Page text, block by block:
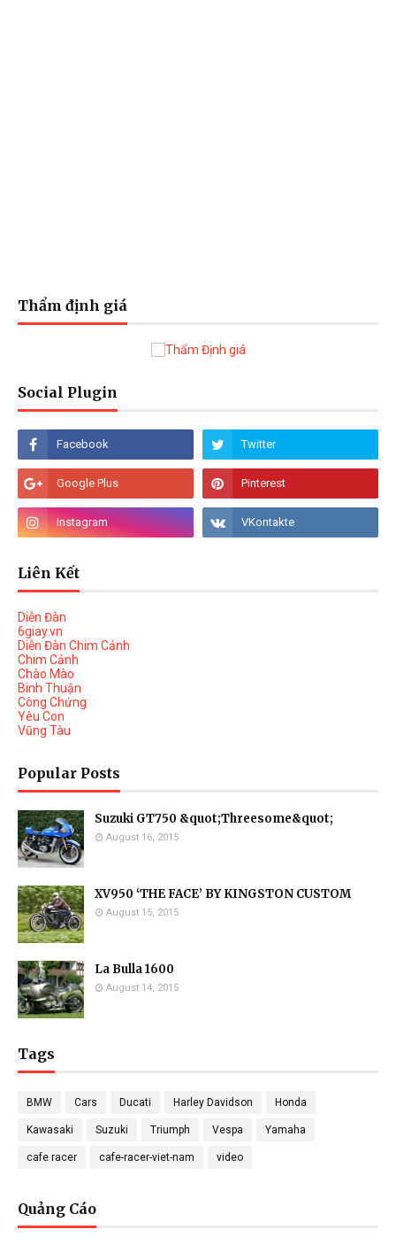
Thẩm định giá
Social Plugin
Liên Kết
Diễn Đàn
6giay.vn
Diễn Đàn Chim Cảnh
Chim Cảnh
Chào Mào
Binh Thuận
Công Chứng
Yêu Con
Vũng Tàu
Popular Posts
Suzuki GT750 &quot;Threesome&quot;
August 16, 2015
XV950 ‘THE FACE’ BY KINGSTON CUSTOM
August 15, 2015
La Bulla 1600
August 14, 2015
Tags
BMW Cars Ducati Harley Davidson Honda
Kawasaki Suzuki Triumph Vespa Yamaha
cafe racer cafe-racer-viet-nam video
Quảng Cáo